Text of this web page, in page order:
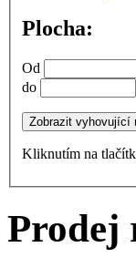
Plocha:
Od
do
Kliknutím na
Prodej